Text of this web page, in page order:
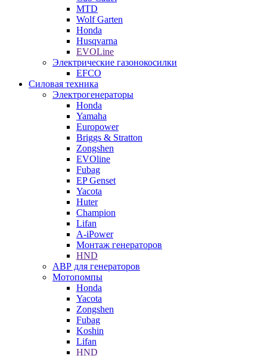
MTD
Wolf Garten
Honda
Husqvarna
EVOLine
Электрические газонокосилки
EFCO
Силовая техника
Электрогенераторы
Honda
Yamaha
Europower
Briggs & Stratton
Zongshen
EVOline
Fubag
EP Genset
Yacota
Huter
Champion
Lifan
A-iPower
Монтаж генераторов
HND
АВР для генераторов
Мотопомпы
Honda
Yacota
Zongshen
Fubag
Koshin
Lifan
HND